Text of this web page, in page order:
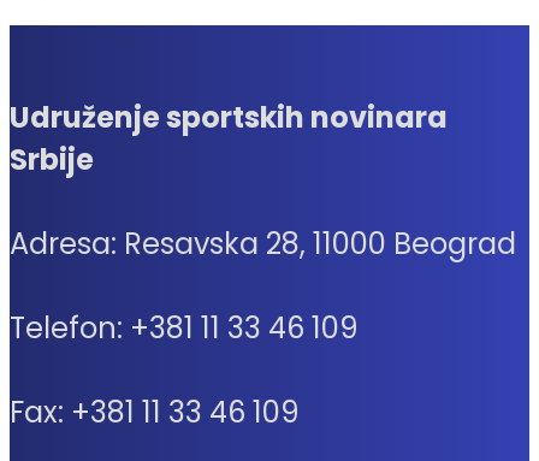
Udruženje sportskih novinara
Srbije
Adresa: Resavska 28, 11000 Beograd
Telefon: +381 11 33 46 109
Fax: +381 11 33 46 109